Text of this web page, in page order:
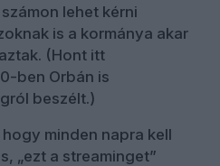
lehet kérni
is a kormánya akar
(Hont itt
ben Orbán is
beszélt.)
minden napra kell
„ezt a streaminget”